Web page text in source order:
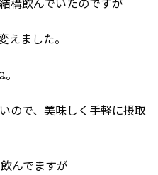
えました。
ので、美味しく手軽に摂取
んでますが